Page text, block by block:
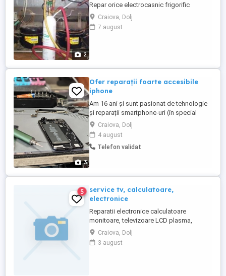
2
Repar orice electrocasnic frigorific
Garantie la piesele schimbate si post
garantie Lucrez cu piesele mele dar si cu
cele ale clientilor 17 ani experienta Tel
Craiova, Dolj
7 august
3
Ofer reparații foarte accesibile
iphone
Am 16 ani și sunt pasionat de tehnologie
și reparații smartphone-uri (în special
marca iPhone). Știu cât de important este
telefonul tău și cât de greu este să ai
încredere să-l lași pe mâna cuiva. De
aceea, pun accent pe transparența 100%
Craiova, Dolj
4 august
Telefon validat
5
service tv, calculatoare,
electronice
Reparatii electronice calculatoare
monitoare, televizoare LCD plasma,
sisteme audio, constatare gratuita. Se
asigura garantie. Reparam aparatura care
aparent nu se mai poate repara. Executam
Craiova, Dolj
3 august